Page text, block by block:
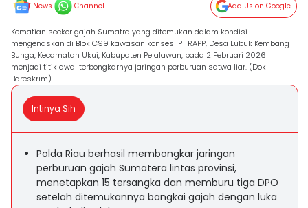
News Channel Add Us on Google
Kematian seekor gajah Sumatra yang ditemukan dalam kondisi
mengenaskan di Blok C99 kawasan konsesi PT RAPP, Desa Lubuk Kembang
Bunga, Kecamatan Ukui, Kabupaten Pelalawan, pada 2 Februari 2026
menjadi titik awal terbongkarnya jaringan perburuan satwa liar. (Dok
Bareskrim)
Intinya Sih
Polda Riau berhasil membongkar jaringan
perburuan gajah Sumatera lintas provinsi,
menetapkan 15 tersangka dan memburu tiga DPO
setelah ditemukannya bangkai gajah dengan luka